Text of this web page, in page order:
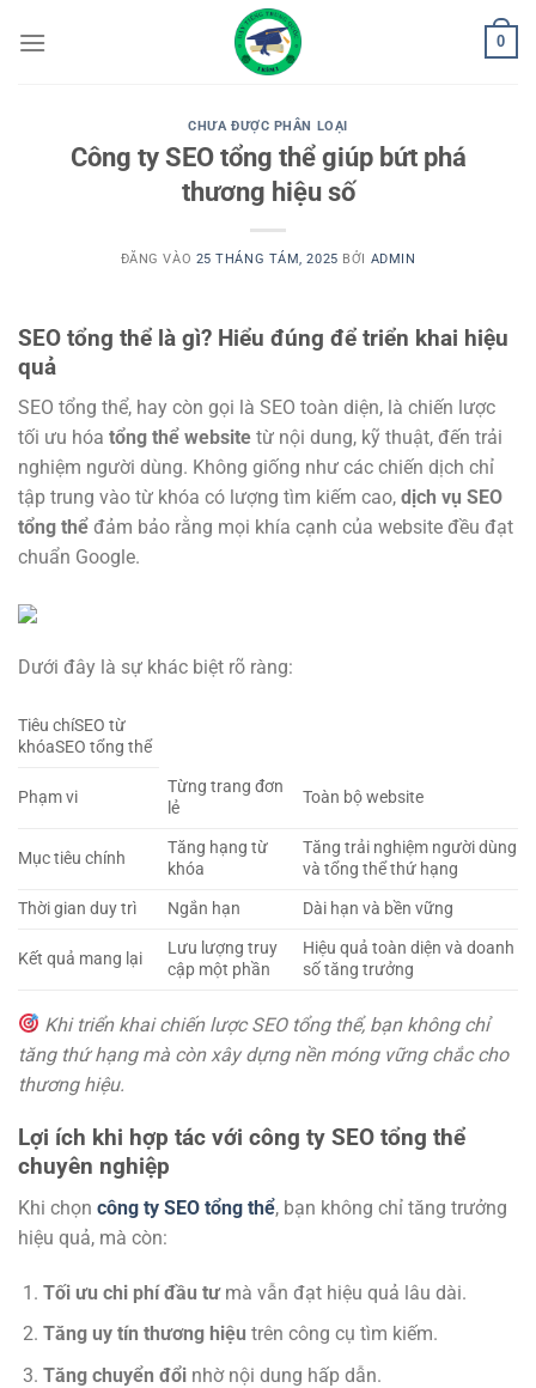
qua
0
CHƯA ĐƯỢC PHÂN LOẠI
Công ty SEO tổng thể giúp bứt phá
thương hiệu số
ĐĂNG VÀO 25 THÁNG TÁM, 2025 BỞI ADMIN
SEO tổng thể là gì? Hiểu đúng để triển khai hiệu
quả
SEO tổng thể, hay còn gọi là SEO toàn diện, là chiến lược
tối ưu hóa tổng thể website từ nội dung, kỹ thuật, đến trải
nghiệm người dùng. Không giống như các chiến dịch chỉ
tập trung vào từ khóa có lượng tìm kiếm cao, dịch vụ SEO
tổng thể đảm bảo rằng mọi khía cạnh của website đều đạt
chuẩn Google.
Dưới đây là sự khác biệt rõ ràng:
Tiêu chíSEO từ
khóaSEO tổng thể
Phạm vi
Từng trang đơn
lẻ
Toàn bộ website
Mục tiêu chính
Tăng hạng từ
khóa
Tăng trải nghiệm người dùng
và tổng thể thứ hạng
Thời gian duy trì
Ngắn hạn Dài hạn và bền vững
Kết quả mang lại
Lưu lượng truy
cập một phần
Hiệu quả toàn diện và doanh
số tăng trưởng
Khi triển khai chiến lược SEO tổng thể, bạn không chỉ
tăng thứ hạng mà còn xây dựng nền móng vững chắc cho
thương hiệu.
Lợi ích khi hợp tác với công ty SEO tổng thể
chuyên nghiệp
Khi chọn công ty SEO tổng thể, bạn không chỉ tăng trưởng
hiệu quả, mà còn:
Tối ưu chi phí đầu tưmà vẫn đạt hiệu quả lâu dài.
Tăng uy tín thương hiệu trên công cụ tìm kiếm.
Tăng chuyển đổinhờ nội dung hấp dẫn.